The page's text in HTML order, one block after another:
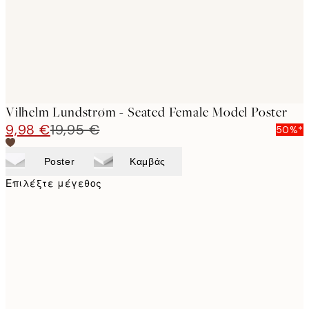
Vilhelm Lundstrøm - Seated Female Model Poster
9,98 €19,95 € 50%*
Poster Καμβάς
Επιλέξτε μέγεθος